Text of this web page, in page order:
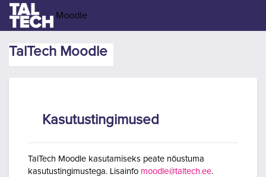
Jäta vahele peasisuni
Moodle
TalTech Moodle
Kasutustingimused
TalTech Moodle kasutamiseks peate nõustuma
kasutustingimustega. Lisainfo moodle@taltech.ee.